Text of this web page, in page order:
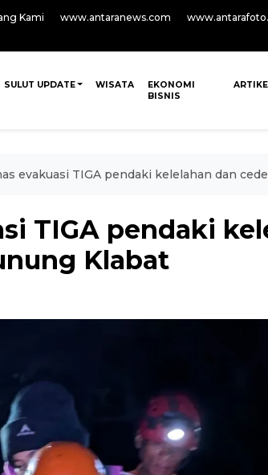
Kami www.antaranews.com
SULUT UPDATE WISATA
EKONOMI
BISNIS
evakuasi TIGA pendaki kelelahan dan
TIGA pendaki
Klabat